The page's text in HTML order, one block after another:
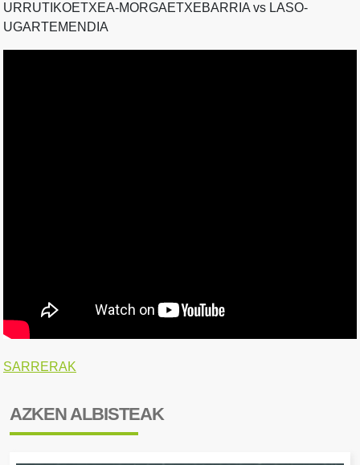
URRUTIKOETXEA-MORGAETXEBARRIA vs LASO-
UGARTEMENDIA
SARRERAK
AZKEN ALBISTEAK